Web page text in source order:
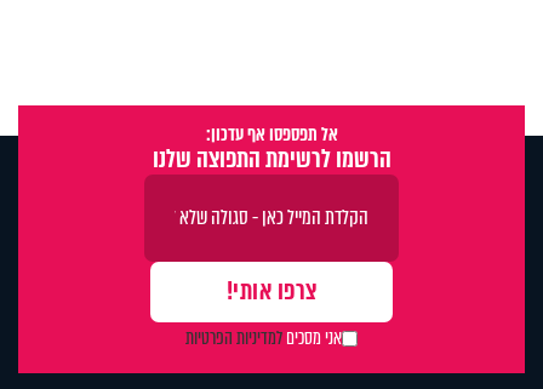
אל תפספסו אף עדכון:
הרשמו לרשימת התפוצה שלנו
אני מסכיםלמדיניות הפרטיות